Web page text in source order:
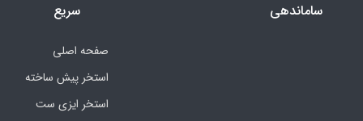
ساماندهی
سریع
صفحه اصلی
استخر پیش ساخته
استخر ایزی ست